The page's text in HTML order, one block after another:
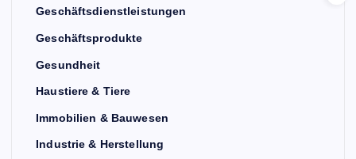
Geschäftsdienstleistungen
Geschäftsprodukte
Gesundheit
Haustiere & Tiere
Immobilien & Bauwesen
Industrie & Herstellung